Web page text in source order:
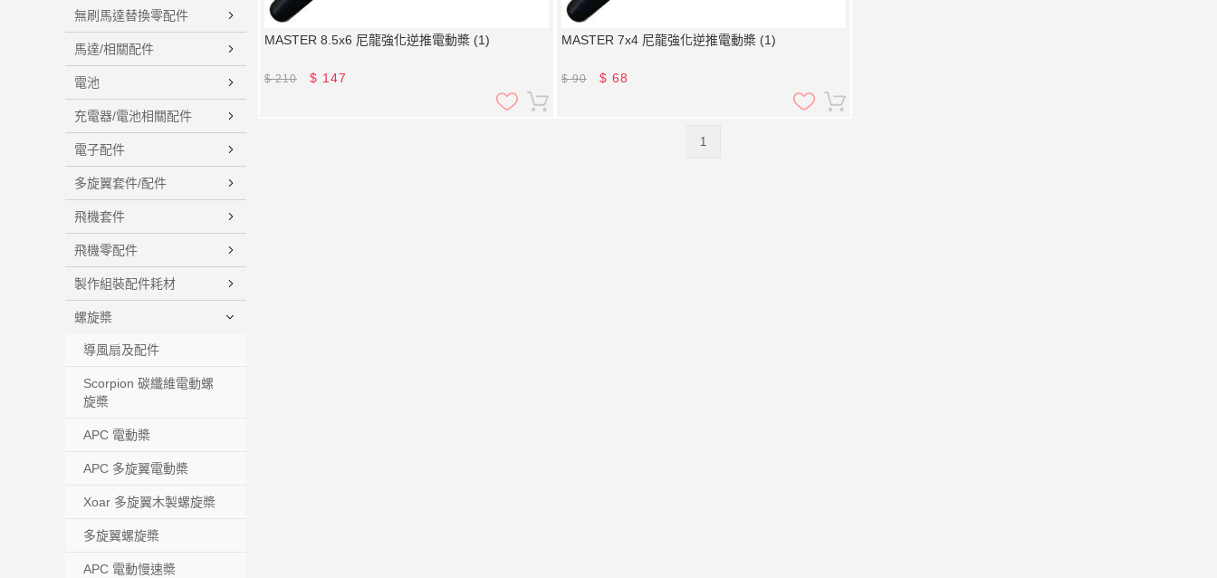
無刷馬達替換零配件
馬達/相關配件
電池
充電器/電池相關配件
電子配件
多旋翼套件/配件
飛機套件
飛機零配件
製作組裝配件耗材
螺旋槳
導風扇及配件
Scorpion 碳纖維電動螺
旋槳
APC 電動槳
APC 多旋翼電動槳
Xoar 多旋翼木製螺旋槳
多旋翼螺旋槳
APC 電動慢速槳
MASTER 8.5x6 尼龍強化逆推電動槳 (1)
$210 $ 147
MASTER 7x4 尼龍強化逆推電動槳 (1)
$90 $ 68
1